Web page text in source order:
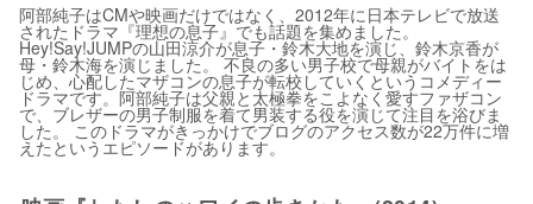
阿部純子はCMや映画だけではなく、2012年に日本テレビで放送
されたドラマ『理想の息子』でも話題を集めました。
Hey!Say!JUMPの山田涼介が息子・鈴木大地を演じ、鈴木京香が
母・鈴木海を演じました。 不良の多い男子校で母親がバイトをは
じめ、心配したマザコンの息子が転校していくというコメディー
ドラマです。阿部純子は父親と太極拳をこよなく愛すファザコン
で、ブレザーの男子制服を着て男装する役を演じて注目を浴びま
した。 このドラマがきっかけでブログのアクセス数が22万件に増
えたというエピソードがあります。